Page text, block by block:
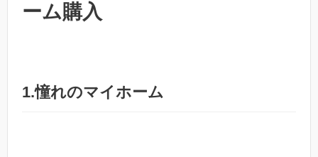
ーム購入
1.憧れのマイホーム